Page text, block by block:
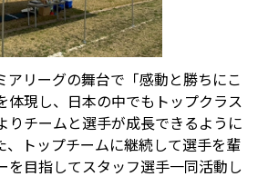
アリーグの舞台で「感動と勝ちにこ
体現し、日本の中でもトップクラス
りチームと選手が成長できるように
、トップチームに継続して選手を輩
を目指してスタッフ選手一同活動し